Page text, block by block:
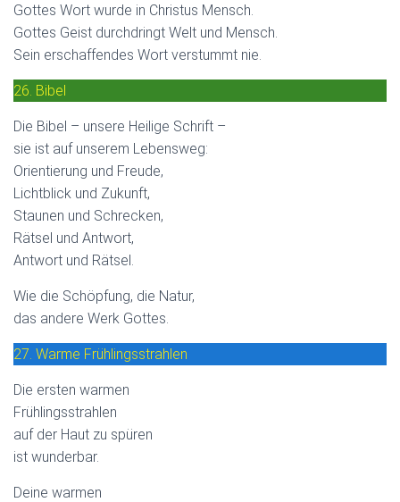
Gottes Wort wurde in Christus Mensch.
Gottes Geist durchdringt Welt und Mensch.
Sein erschaffendes Wort verstummt nie.
26. Bibel
Die Bibel – unsere Heilige Schrift –
sie ist auf unserem Lebensweg:
Orientierung und Freude,
Lichtblick und Zukunft,
Staunen und Schrecken,
Rätsel und Antwort,
Antwort und Rätsel.
Wie die Schöpfung, die Natur,
das andere Werk Gottes.
27. Warme Frühlingsstrahlen
Die ersten warmen
Frühlingsstrahlen
auf der Haut zu spüren
ist wunderbar.
Deine warmen